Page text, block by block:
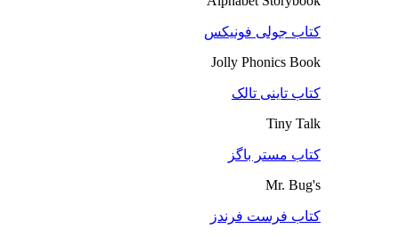
کتاب جولی فونیکس
Jolly Phonics Book
کتاب تاینی تالک
Tiny Talk
کتاب مستر باگز
Mr. Bug's
کتاب فرست فرندز